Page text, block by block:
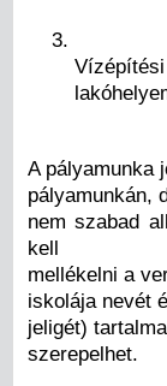
A pályamunka
pályamunkán,
nem szabad
kell
mellékelni a
iskolája nevét
jeligét)
szerepelhet.